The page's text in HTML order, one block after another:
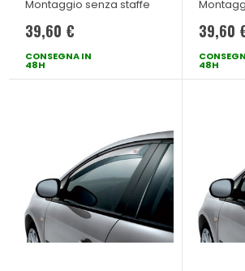
Montaggio senza staffe
39,60 €
CONSEGNA IN
48H
Toyota
2023 5
39,60
48H